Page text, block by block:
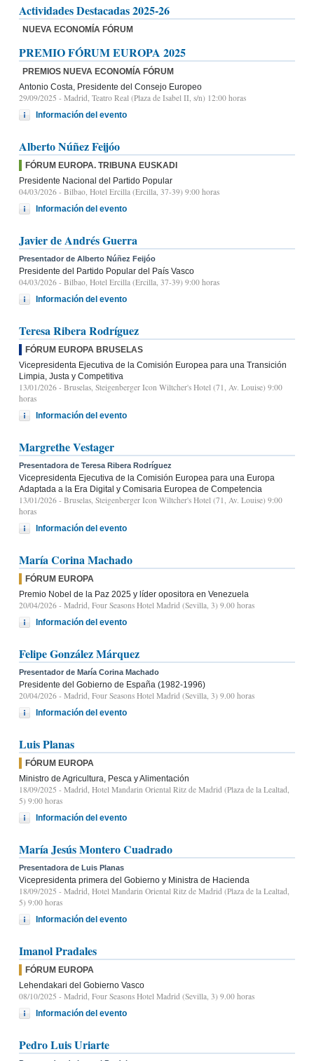
Actividades Destacadas 2025-26
NUEVA ECONOMÍA FÓRUM
PREMIO FÓRUM EUROPA 2025
PREMIOS NUEVA ECONOMÍA FÓRUM
Antonio Costa, Presidente del Consejo Europeo
29/09/2025 - Madrid, Teatro Real (Plaza de Isabel II, s/n) 12:00 horas
Información del evento
Alberto Núñez Feijóo
FÓRUM EUROPA. TRIBUNA EUSKADI
Presidente Nacional del Partido Popular
04/03/2026 - Bilbao, Hotel Ercilla (Ercilla, 37-39) 9:00 horas
Información del evento
Javier de Andrés Guerra
Presentador de Alberto Núñez Feijóo
Presidente del Partido Popular del País Vasco
04/03/2026 - Bilbao, Hotel Ercilla (Ercilla, 37-39) 9:00 horas
Información del evento
Teresa Ribera Rodríguez
FÓRUM EUROPA BRUSELAS
Vicepresidenta Ejecutiva de la Comisión Europea para una Transición
Limpia, Justa y Competitiva
13/01/2026 - Bruselas, Steigenberger Icon Wiltcher's Hotel (71, Av. Louise) 9:00
horas
Información del evento
Margrethe Vestager
Presentadora de Teresa Ribera Rodríguez
Vicepresidenta Ejecutiva de la Comisión Europea para una Europa
Adaptada a la Era Digital y Comisaria Europea de Competencia
13/01/2026 - Bruselas, Steigenberger Icon Wiltcher's Hotel (71, Av. Louise) 9:00
horas
Información del evento
María Corina Machado
FÓRUM EUROPA
Premio Nobel de la Paz 2025 y líder opositora en Venezuela
20/04/2026 - Madrid, Four Seasons Hotel Madrid (Sevilla, 3) 9.00 horas
Información del evento
Felipe González Márquez
Presentador de María Corina Machado
Presidente del Gobierno de España (1982-1996)
20/04/2026 - Madrid, Four Seasons Hotel Madrid (Sevilla, 3) 9.00 horas
Información del evento
Luis Planas
FÓRUM EUROPA
Ministro de Agricultura, Pesca y Alimentación
18/09/2025 - Madrid, Hotel Mandarin Oriental Ritz de Madrid (Plaza de la Lealtad,
5) 9:00 horas
Información del evento
María Jesús Montero Cuadrado
Presentadora de Luis Planas
Vicepresidenta primera del Gobierno y Ministra de Hacienda
18/09/2025 - Madrid, Hotel Mandarin Oriental Ritz de Madrid (Plaza de la Lealtad,
5) 9:00 horas
Información del evento
Imanol Pradales
FÓRUM EUROPA
Lehendakari del Gobierno Vasco
08/10/2025 - Madrid, Four Seasons Hotel Madrid (Sevilla, 3) 9.00 horas
Información del evento
Pedro Luis Uriarte